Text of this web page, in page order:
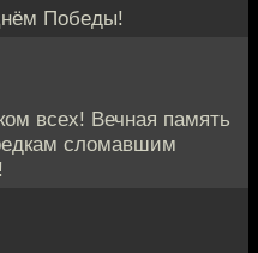
Победы!
всех! Вечная память
сломавшим